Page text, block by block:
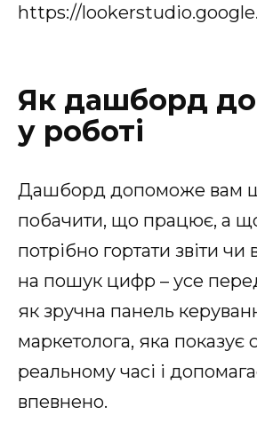
https://
Як дашборд
у роботі
Дашборд допоможе вам
побачити, що працює, а
потрібно гортати звіти чи
на пошук цифр – усе
як зручна панель
маркетолога, яка показує
реальному часі і
впевнено.